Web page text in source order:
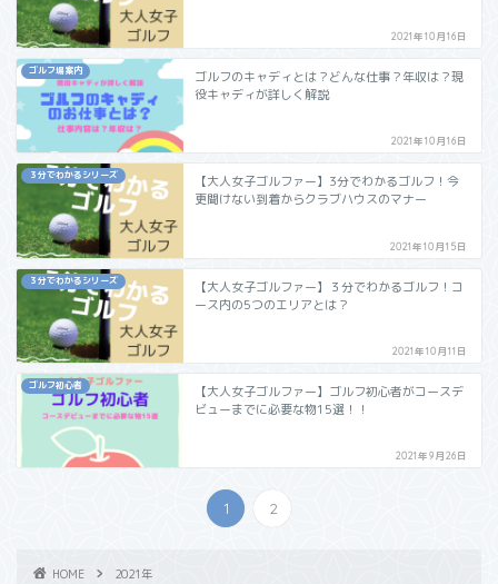
2021年10月16日
ゴルフ場案内
ゴルフのキャディとは？どんな仕事？年収は？現
役キャディが詳しく解説
2021年10月16日
３分でわかるシリーズ
【大人女子ゴルファー】3分でわかるゴルフ！今
更聞けない到着からクラブハウスのマナー
2021年10月15日
３分でわかるシリーズ
【大人女子ゴルファー】３分でわかるゴルフ！コ
ース内の5つのエリアとは？
2021年10月11日
ゴルフ初心者
【大人女子ゴルファー】ゴルフ初心者がコースデ
ビューまでに必要な物15選！！
2021年9月26日
1 2
HOME 2021年